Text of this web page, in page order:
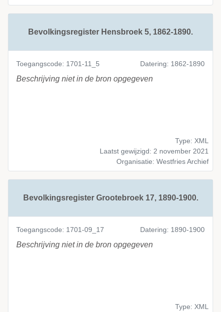
Bevolkingsregister Hensbroek 5, 1862-1890.
Toegangscode: 1701-11_5 Datering: 1862-1890
Beschrijving niet in de bron opgegeven
Type: XML
Laatst gewijzigd: 2 november 2021
Organisatie: Westfries Archief
Bevolkingsregister Grootebroek 17, 1890-1900.
Toegangscode: 1701-09_17 Datering: 1890-1900
Beschrijving niet in de bron opgegeven
Type: XML